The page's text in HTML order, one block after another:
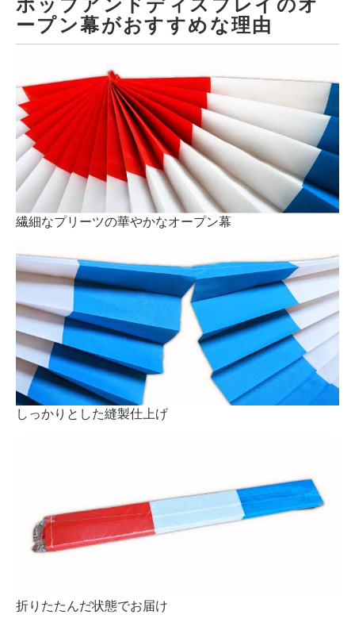
ポップアンドディスプレイのオ
ープン幕がおすすめな理由
繊細なプリーツの華やかなオープン幕
しっかりとした縫製仕上げ
折りたたんだ状態でお届け